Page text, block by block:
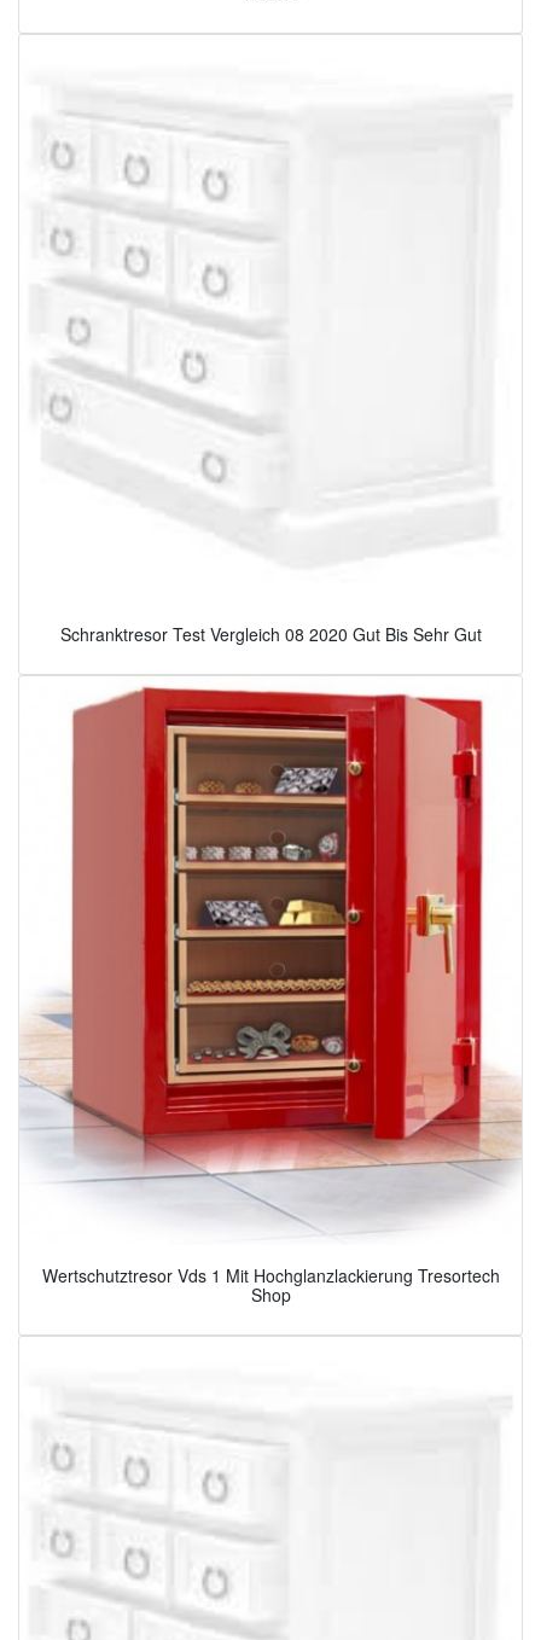
Schranktresor Test Vergleich 08 2020 Gut Bis Sehr Gut
Wertschutztresor Vds 1 Mit Hochglanzlackierung Tresortech
Shop